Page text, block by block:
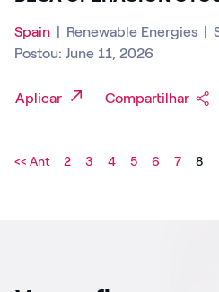
Spain Renewable Energies
Postou: June 11, 2026
Aplicar Compartilhar
<< Ant 2 3 4 5 6 7 8